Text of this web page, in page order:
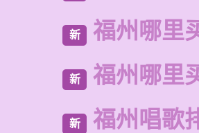
新 福州哪里
新 福州哪里
新 福州唱歌